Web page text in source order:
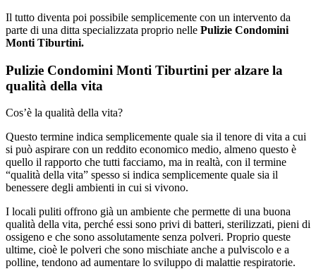
Il tutto diventa poi possibile semplicemente con un intervento da
parte di una ditta specializzata proprio nelle Pulizie Condomini
Monti Tiburtini.
Pulizie Condomini Monti Tiburtini per alzare la
qualità della vita
Cos’è la qualità della vita?
Questo termine indica semplicemente quale sia il tenore di vita a cui
si può aspirare con un reddito economico medio, almeno questo è
quello il rapporto che tutti facciamo, ma in realtà, con il termine
“qualità della vita” spesso si indica semplicemente quale sia il
benessere degli ambienti in cui si vivono.
I locali puliti offrono già un ambiente che permette di una buona
qualità della vita, perché essi sono privi di batteri, sterilizzati, pieni di
ossigeno e che sono assolutamente senza polveri. Proprio queste
ultime, cioè le polveri che sono mischiate anche a pulviscolo e a
polline, tendono ad aumentare lo sviluppo di malattie respiratorie.